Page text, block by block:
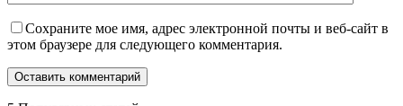
Сохраните мое имя, адрес электронной почты и веб-сайт в
этом браузере для следующего комментария.